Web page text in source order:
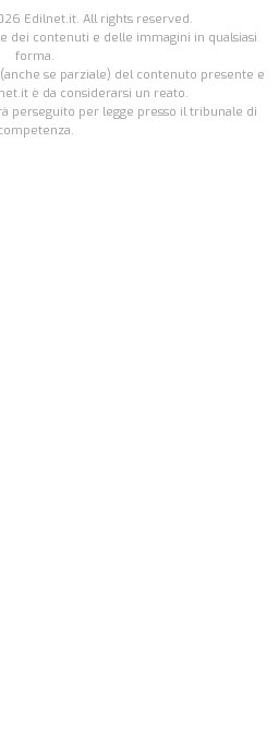
Edilnet.it. All rights reserved.
dei contenuti e delle immagini in qualsiasi
forma.
se parziale) del contenuto presente e
è da considerarsi un reato.
perseguito per legge presso il tribunale di